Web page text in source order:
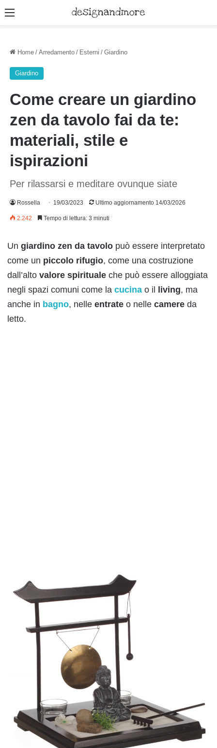
Menu
Home / Arredamento / Esterni / Giardino
Giardino
Come creare un giardino
zen da tavolo fai da te:
materiali, stile e
ispirazioni
Per rilassarsi e meditare ovunque siate
Rossella 19/03/2023 Ultimo aggiornamento 14/03/2026
2.242 Tempo di lettura: 3 minuti
Un giardino zen da tavolo può essere interpretato
come un piccolo rifugio, come una costruzione
dall’alto valore spirituale che può essere alloggiata
negli spazi comuni come la cucina o il living, ma
anche in bagno, nelle entrate o nelle camere da
letto.